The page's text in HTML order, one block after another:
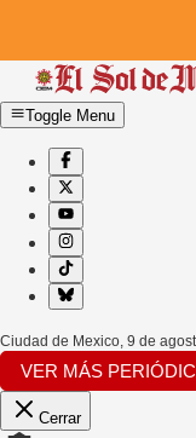
Toggle Menu
Ciudad de Mexico, 9 de
VER MÁS
Cerrar